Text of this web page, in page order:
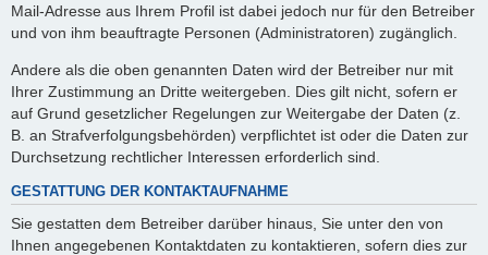
Mail-Adresse aus Ihrem Profil ist dabei jedoch nur für den Betreiber
und von ihm beauftragte Personen (Administratoren) zugänglich.
Andere als die oben genannten Daten wird der Betreiber nur mit
Ihrer Zustimmung an Dritte weitergeben. Dies gilt nicht, sofern er
auf Grund gesetzlicher Regelungen zur Weitergabe der Daten (z.
B. an Strafverfolgungsbehörden) verpflichtet ist oder die Daten zur
Durchsetzung rechtlicher Interessen erforderlich sind.
GESTATTUNG DER KONTAKTAUFNAHME
Sie gestatten dem Betreiber darüber hinaus, Sie unter den von
Ihnen angegebenen Kontaktdaten zu kontaktieren, sofern dies zur